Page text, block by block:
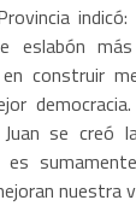
eslabón
construir
se creó
es
nuestra